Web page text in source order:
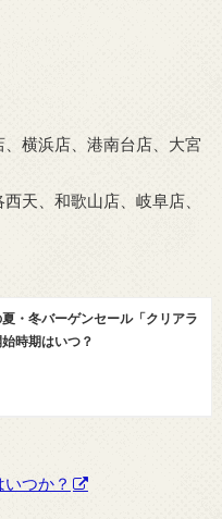
横浜店、港南台店、大宮
天、和歌山店、岐阜店、
・冬バーゲンセール「クリアラ
時期はいつ？
つか？